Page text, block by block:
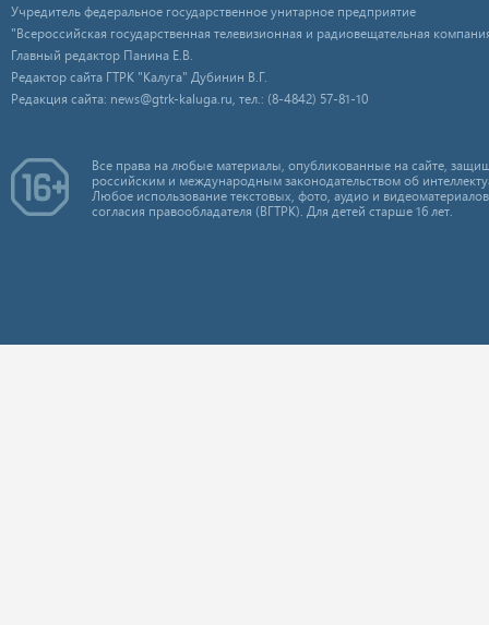
Учредитель федеральное государственное унитарное предприятие
"Всероссийская государственная телевизионная и радиовещательная
Главный редактор Панина Е.В.
Редактор сайта ГТРК "Калуга" Дубинин В.Г.
Редакция сайта: news@gtrk-kaluga.ru, тел.: (8-4842) 57-81-10
Все права на любые материалы, опубликованные на сайте,
российским и международным законодательством об
Любое использование текстовых, фото, аудио и
согласия правообладателя (ВГТРК). Для детей старше 16 лет.